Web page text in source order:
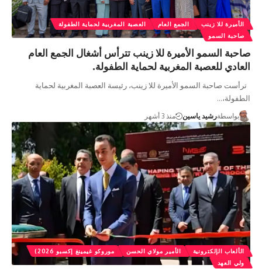
الأميرة للا زينب الجمع العام
العصبة المغربية لحماية الطفولة
صاحبة السمو
صاحبة السمو الأميرة للا زينب تترأس أشغال الجمع العام
العادي للعصبة المغربية لحماية الطفولة.
ترأست صاحبة السمو الأميرة للا زينب، رئيسة العصبة المغربية لحماية
الطفولة،…
بواسطةرشيد ياسين منذ 3 أشهر
الألعاب الإلكترونية الأمير مولاي الحسن
موروكو غيمينغ إكسبو 2026)
ولي العهد